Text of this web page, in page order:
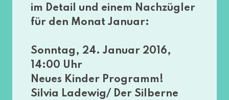
im Detail und einem Nachzügler
für den Monat Januar:
Sonntag, 24. Januar 2016,
14:00 Uhr
Neues Kinder Programm!
Silvia Ladewig/ Der Silberne